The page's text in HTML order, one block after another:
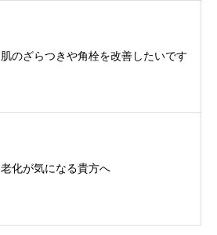
肌のざらつきや角栓を改善したいです
老化が気になる貴方へ